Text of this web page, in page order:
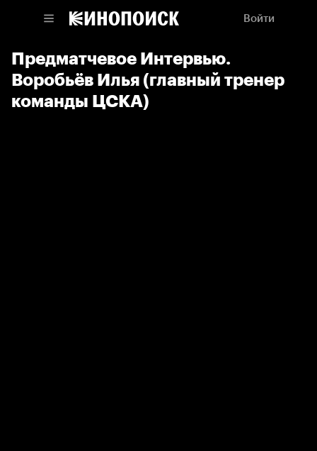
Войти
Предматчевое Интервью.
Воробьёв Илья (главный тренер
команды ЦСКА)